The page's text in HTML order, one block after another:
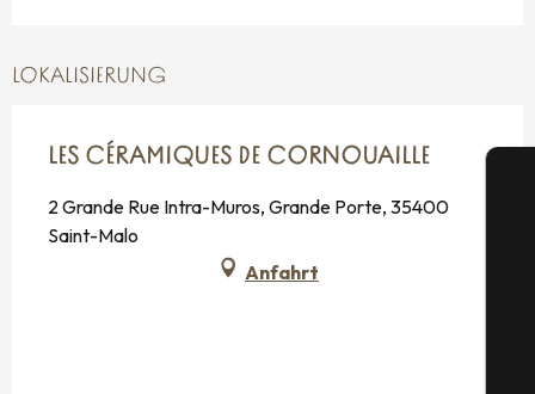
LOKALISIERUNG
LES CÉRAMIQUES DE CORNOUAILLE
2 Grande Rue Intra-Muros, Grande Porte, 35400
Saint-Malo
Anfahrt